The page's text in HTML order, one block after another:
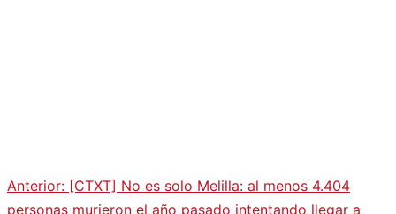
Navegación
Anterior: [CTXT] No es solo Melilla: al menos 4.404
personas murieron el año pasado intentando llegar a